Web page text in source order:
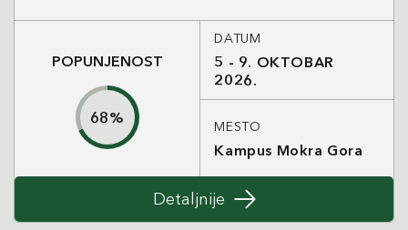
POPUNJENOST
68%
DATUM
5 - 9. OKTOBAR
2026.
MESTO
Kampus Mokra Gora
Detaljnije